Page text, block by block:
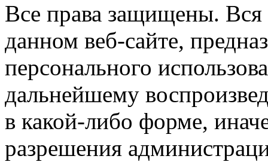
Все права защищены.
данном веб-сайте,
персонального
дальнейшему
в какой-либо форме,
разрешения